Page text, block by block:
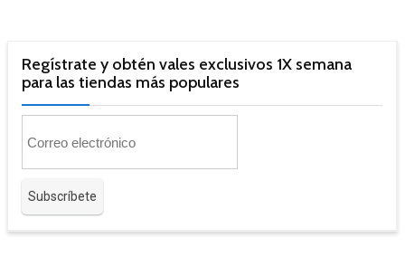
Regístrate y obtén vales exclusivos 1X semana
para las tiendas más populares